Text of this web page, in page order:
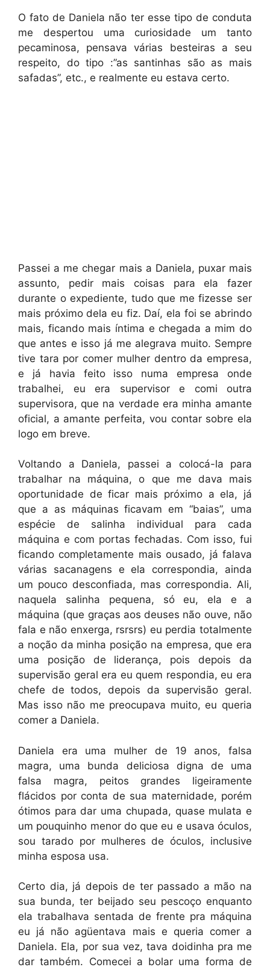
O fato de Daniela não ter esse tipo de conduta
me despertou uma curiosidade um tanto
pecaminosa, pensava várias besteiras a seu
respeito, do tipo :”as santinhas são as mais
safadas”, etc., e realmente eu estava certo.
Passei a me chegar mais a Daniela, puxar mais
assunto, pedir mais coisas para ela fazer
durante o expediente, tudo que me fizesse ser
mais próximo dela eu fiz. Daí, ela foi se abrindo
mais, ficando mais íntima e chegada a mim do
que antes e isso já me alegrava muito. Sempre
tive tara por comer mulher dentro da empresa,
e já havia feito isso numa empresa onde
trabalhei, eu era supervisor e comi outra
supervisora, que na verdade era minha amante
oficial, a amante perfeita, vou contar sobre ela
logo em breve.
Voltando a Daniela, passei a colocá-la para
trabalhar na máquina, o que me dava mais
oportunidade de ficar mais próximo a ela, já
que a as máquinas ficavam em “baias”, uma
espécie de salinha individual para cada
máquina e com portas fechadas. Com isso, fui
ficando completamente mais ousado, já falava
várias sacanagens e ela correspondia, ainda
um pouco desconfiada, mas correspondia. Ali,
naquela salinha pequena, só eu, ela e a
máquina (que graças aos deuses não ouve, não
fala e não enxerga, rsrsrs) eu perdia totalmente
a noção da minha posição na empresa, que era
uma posição de liderança, pois depois da
supervisão geral era eu quem respondia, eu era
chefe de todos, depois da supervisão geral.
Mas isso não me preocupava muito, eu queria
comer a Daniela.
Daniela era uma mulher de 19 anos, falsa
magra, uma bunda deliciosa digna de uma
falsa magra, peitos grandes ligeiramente
flácidos por conta de sua maternidade, porém
ótimos para dar uma chupada, quase mulata e
um pouquinho menor do que eu e usava óculos,
sou tarado por mulheres de óculos, inclusive
minha esposa usa.
Certo dia, já depois de ter passado a mão na
sua bunda, ter beijado seu pescoço enquanto
ela trabalhava sentada de frente pra máquina
eu já não agüentava mais e queria comer a
Daniela. Ela, por sua vez, tava doidinha pra me
dar também. Comecei a bolar uma forma de